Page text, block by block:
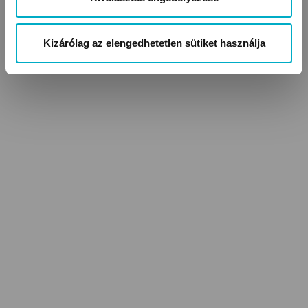
Kizárólag az elengedhetetlen sütiket használja